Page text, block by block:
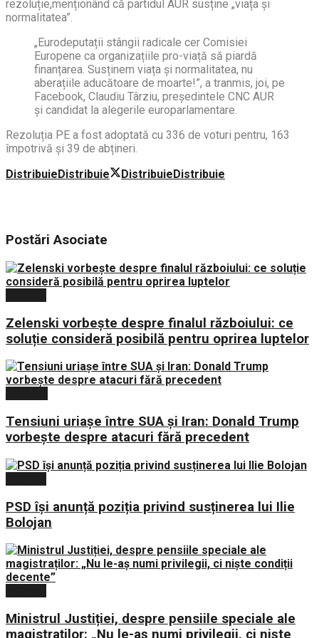
rezoluție,menționând că partidul AUR susține „viața și
normalitatea”.
„Eurodeputații stângii radicale cer Comisiei
Europene ca organizațiile pro-viață să piardă
finanțarea. Susținem viața și normalitatea, nu
aberațiile aducătoare de moarte!”, a tranmis, joi, pe
Facebook, Claudiu Târziu, președintele CNC AUR
și candidat la alegerile europarlamentare.
Rezoluția PE a fost adoptată cu 336 de voturi pentru, 163
împotrivă și 39 de abțineri.
DistribuieDistribuie DistribuieDistribuie
PostăriAsociate
Zelenski vorbește despre finalul războiului: ce
soluție consideră posibilă pentru oprirea luptelor
Tensiuni uriașe între SUA și Iran: Donald Trump
vorbește despre atacuri fără precedent
PSD își anunță poziția privind susținerea lui Ilie
Bolojan
Ministrul Justiției, despre pensiile speciale ale
magistraților: „Nu le-aș numi privilegii, ci niște